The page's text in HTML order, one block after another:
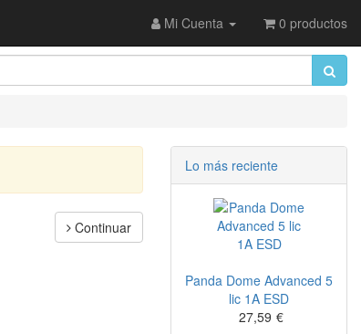
Mi Cuenta 0 productos
Continuar
Lo más reciente
Panda Dome Advanced 5
lic 1A ESD
27,59 €